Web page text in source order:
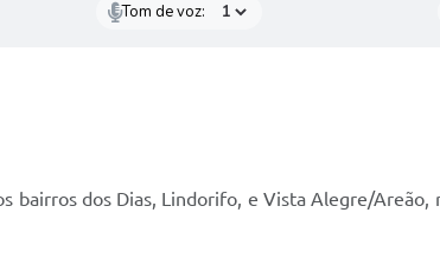
Tom de voz:
dos Dias, Lindorifo, e Vista Alegre/Areão,